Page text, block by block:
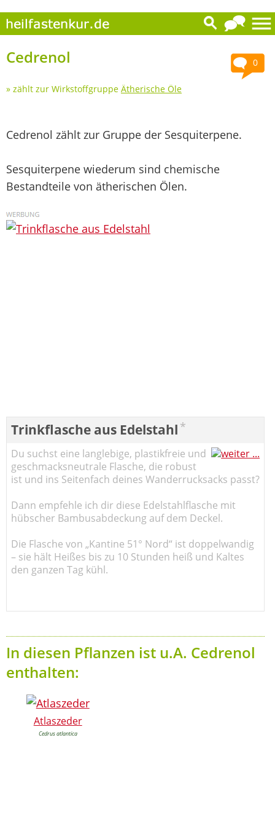
0
Cedrenol
» zählt zur Wirkstoffgruppe Ätherische Öle
Cedrenol zählt zur Gruppe der Sesquiterpene.
Sesquiterpene wiederum sind chemische
Bestandteile von ätherischen Ölen.
Trinkflasche aus Edelstahl *
Du suchst eine langlebige, plastikfreie und
geschmacksneutrale Flasche, die robust
ist und ins Seitenfach deines Wanderrucksacks passt?
Dann empfehle ich dir diese Edelstahlflasche mit
hübscher Bambusabdeckung auf dem Deckel.
Die Flasche von „Kantine 51° Nord“ ist doppelwandig
– sie hält Heißes bis zu 10 Stunden heiß und Kaltes
den ganzen Tag kühl.
In diesen Pflanzen ist u.A. Cedrenol
enthalten:
Atlaszeder
Cedrus atlantica